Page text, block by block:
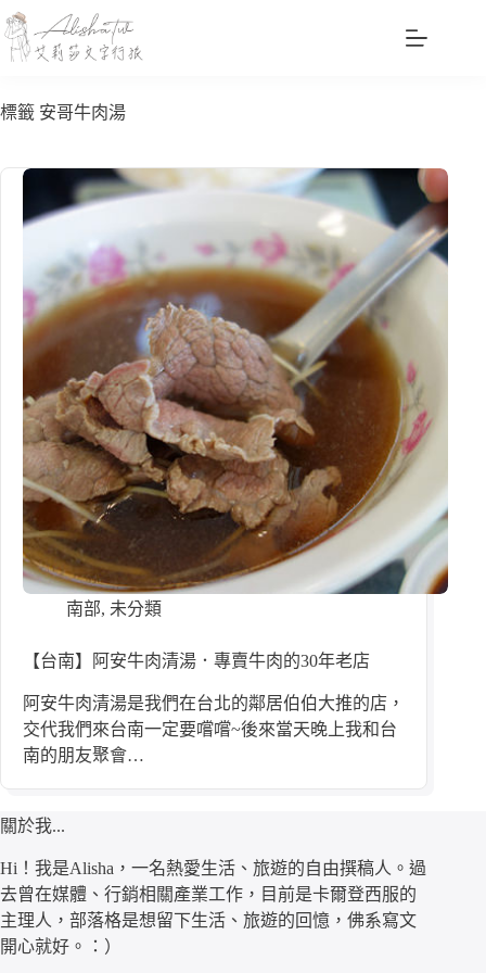
跳
至
主
內
標籤 安哥牛肉湯
南部, 未分類
【台南】阿安牛肉清湯．專賣牛肉的30年老店
阿安牛肉清湯是我們在台北的鄰居伯伯大推的店，
交代我們來台南一定要嚐嚐~後來當天晚上我和台
南的朋友聚會…
關於我...
Hi！我是Alisha，一名熱愛生活、旅遊的自由撰稿人。過
去曾在媒體、行銷相關產業工作，目前是卡爾登西服的
主理人，部落格是想留下生活、旅遊的回憶，佛系寫文
開心就好。：）